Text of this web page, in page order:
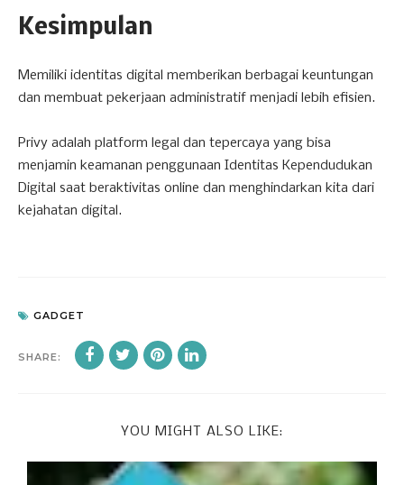
Kesimpulan
Memiliki identitas digital memberikan berbagai keuntungan
dan membuat pekerjaan administratif menjadi lebih efisien.
Privy adalah platform legal dan tepercaya yang bisa
menjamin keamanan penggunaan Identitas Kependudukan
Digital saat beraktivitas online dan menghindarkan kita dari
kejahatan digital.
GADGET
SHARE:
YOU MIGHT ALSO LIKE: